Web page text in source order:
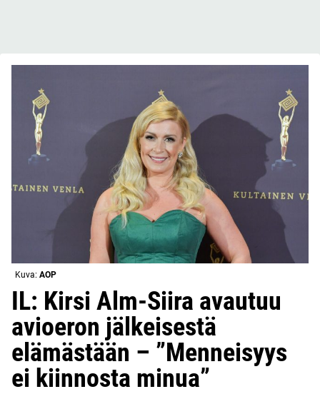
Kuva: AOP
IL: Kirsi Alm-Siira avautuu
avioeron jälkeisestä
elämästään – ”Menneisyys
ei kiinnosta minua”